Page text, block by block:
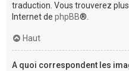
traduction. Vous trouverez
Internet de phpBB®.
Haut
A quoi correspondent les